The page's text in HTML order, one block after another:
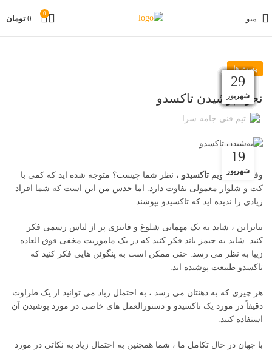
منو
0
0 تومان
پست ها
نحوه پوشیدن تاکسدو
تیم فنی جامه سرا
19
شهریور
وقتی می گویم تاکسیدو ، نظر شما چیست؟ متوجه شده اید که کمی با
کت و شلوار معمولی تفاوت دارد. اما حدس من این است که شما افراد
زیادی را ندیده اید که تاکسیدو بپوشند.
بنابراین ، شاید به یک مهمانی شلوغ و فانتزی پر از لباس رسمی فکر
کنید. شاید به جیمز باند فکر کنید که در یک ماموریت مخفی فوق العاده
زیبا به نظر می رسد. حتی ممکن است به پنگوئن هایی فکر کنید که
تاکسدو طبیعت پوشیده اند.
هر چیزی که به ذهنتان می رسد ، به احتمال زیاد می توانید از یک طراوت
دقیقاً در مورد یک تاکسیدو و دستورالعمل های خاصی در مورد پوشیدن آن
استفاده کنید.
با جهان در حال تکامل ما ، شما همچنین به احتمال زیاد به نکاتی در مورد
07
آذر
15
اردیبهشت
11
اردیبهشت
07
اردیبهشت
29
فروردین
03
بهمن
13
آبان
11
آبان
05
آبان
04
آبان
14
مهر
29
شهریور